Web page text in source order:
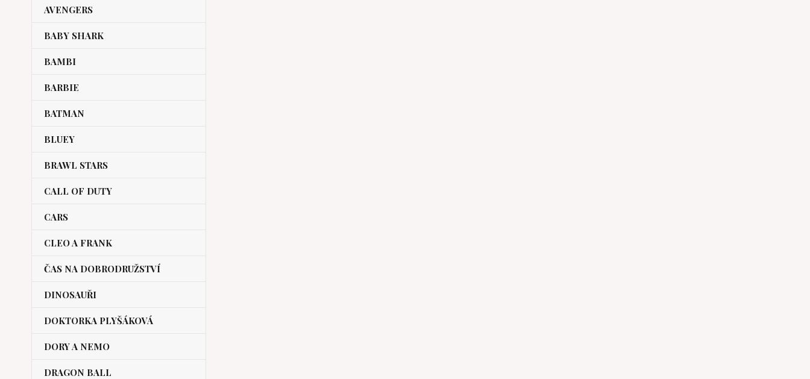
AVENGERS
BABY SHARK
BAMBI
BARBIE
BATMAN
BLUEY
BRAWL STARS
CALL OF DUTY
CARS
CLEO A FRANK
ČAS NA DOBRODRUŽSTVÍ
DINOSAUŘI
DOKTORKA PLYŠÁKOVÁ
DORY A NEMO
DRAGON BALL